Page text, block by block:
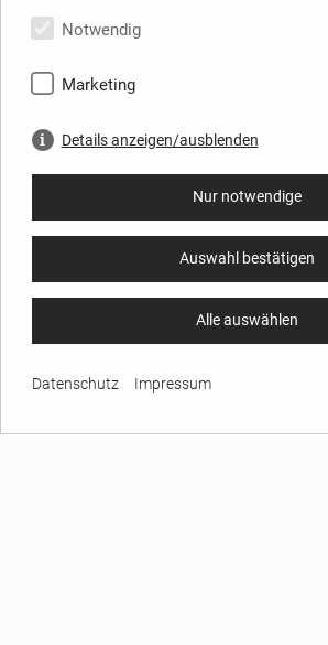
Notwendig
Marketing
Details anzeigen/ausblenden
Nur notwendige
Auswahl bestätigen
Alle auswählen
Datenschutz Impressum